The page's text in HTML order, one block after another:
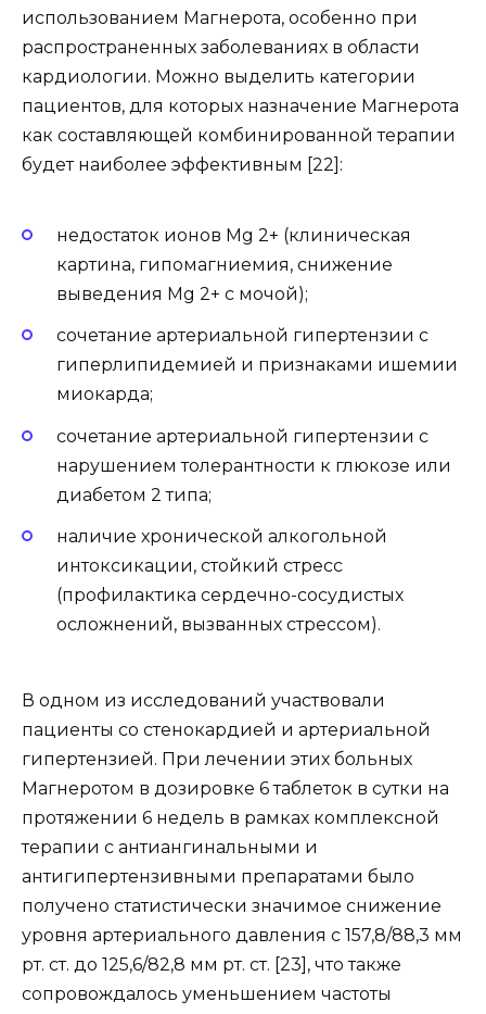
использованием Магнерота, особенно при
распространенных заболеваниях в области
кардиологии. Можно выделить категории
пациентов, для которых назначение Магнерота
как составляющей комбинированной терапии
будет наиболее эффективным [22]:
недостаток ионов Mg 2+ (клиническая
картина, гипомагниемия, снижение
выведения Mg 2+ с мочой);
сочетание артериальной гипертензии с
гиперлипидемией и признаками ишемии
миокарда;
сочетание артериальной гипертензии с
нарушением толерантности к глюкозе или
диабетом 2 типа;
наличие хронической алкогольной
интоксикации, стойкий стресс
(профилактика сердечно-сосудистых
осложнений, вызванных стрессом).
В одном из исследований участвовали
пациенты со стенокардией и артериальной
гипертензией. При лечении этих больных
Магнеротом в дозировке 6 таблеток в сутки на
протяжении 6 недель в рамках комплексной
терапии с антиангинальными и
антигипертензивными препаратами было
получено статистически значимое снижение
уровня артериального давления с 157,8/88,3 мм
рт. ст. до 125,6/82,8 мм рт. ст. [23], что также
сопровождалось уменьшением частоты